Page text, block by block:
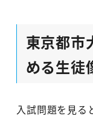
東京都市
める生徒
入試問題を見る